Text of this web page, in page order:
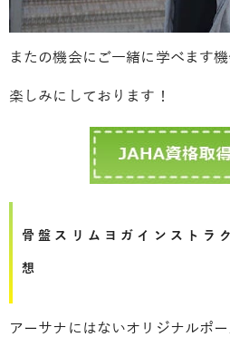
またの機会にご一緒に学べます
楽しみにしております！
骨盤スリムヨガインストラ
想
アーサナにはないオリジナルポ